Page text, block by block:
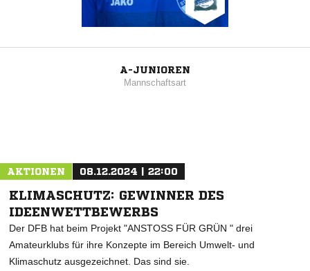
A-JUNIOREN
Mannschaftsart
AKTIONEN 08.12.2024 | 22:00
KLIMASCHUTZ: GEWINNER DES
IDEENWETTBEWERBS
Der DFB hat beim Projekt "ANSTOSS FÜR GRÜN " drei
Amateurklubs für ihre Konzepte im Bereich Umwelt- und
Klimaschutz ausgezeichnet. Das sind sie.